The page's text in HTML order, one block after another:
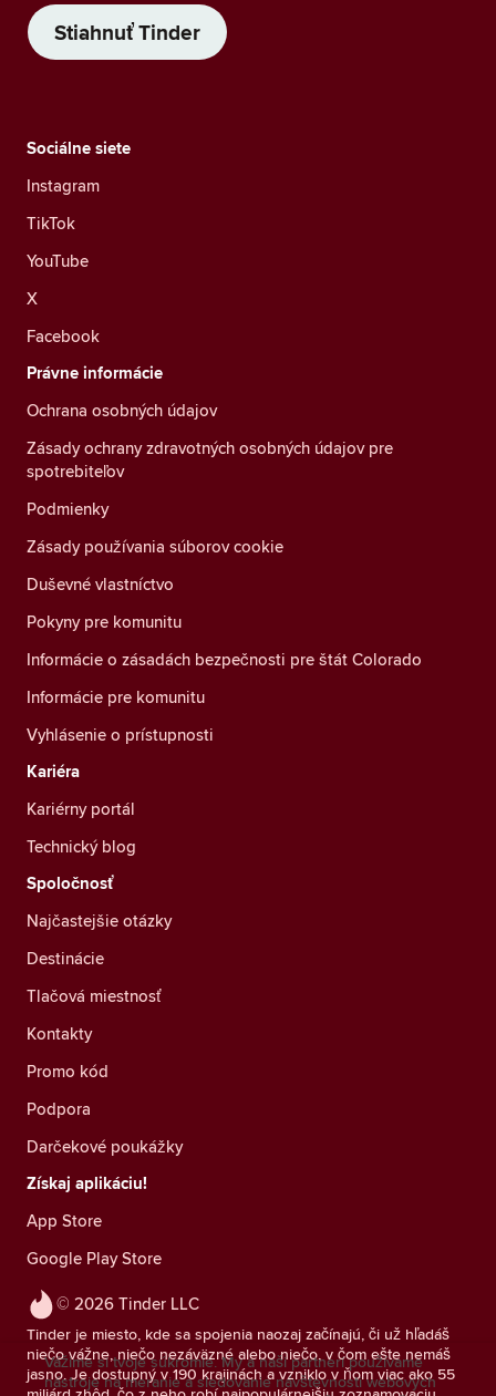
Stiahnuť Tinder
© 2026 Tinder LLC
Tinder je miesto, kde sa spojenia naozaj začínajú, či už hľadáš
niečo vážne, niečo nezáväzné alebo niečo, v čom ešte nemáš
jasno. Je dostupný v 190 krajinách a vzniklo v ňom viac ako 55
Sociálne siete
Instagram
TikTok
YouTube
X
Facebook
Právne informácie
Ochrana osobných údajov
Zásady ochrany zdravotných osobných údajov pre
spotrebiteľov
Podmienky
Zásady používania súborov cookie
Duševné vlastníctvo
Pokyny pre komunitu
Informácie o zásadách bezpečnosti pre štát Colorado
Informácie pre komunitu
Vyhlásenie o prístupnosti
Kariéra
Kariérny portál
Technický blog
Spoločnosť
Najčastejšie otázky
Destinácie
Tlačová miestnosť
Kontakty
Promo kód
Podpora
Darčekové poukážky
Získaj aplikáciu!
App Store
Google Play Store
Vážime si tvoje súkromie. My a naši partneri používame
nástroje na meranie a sledovanie návštevnosti webových